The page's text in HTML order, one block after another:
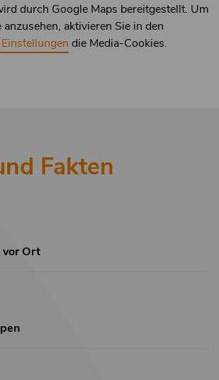
durch Google Maps bereitgestellt. Um
aktivieren Sie in den
die Media-Cookies.
Fakten
vor Ort